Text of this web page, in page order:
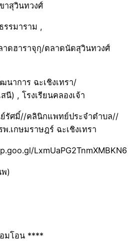
าสุวินทวงศ์
รรมาราม ,
ดฮาราจุกุ/ตลาดนัดสุวินทวงศ์
นาการ ฉะเชิงเทรา/
นี) , โรงเรียนคลองเจ้า
ย์รัศมิ์//คลินิกแพทย์ประจำตำบล//
.เกษมราษฎร์ ฉะเชิงเทรา
LxmUaPG2TnmXMBKN6
)
มโอน ****